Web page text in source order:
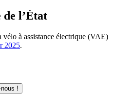
de l’État
à assistance électrique (VAE)
2025.
!